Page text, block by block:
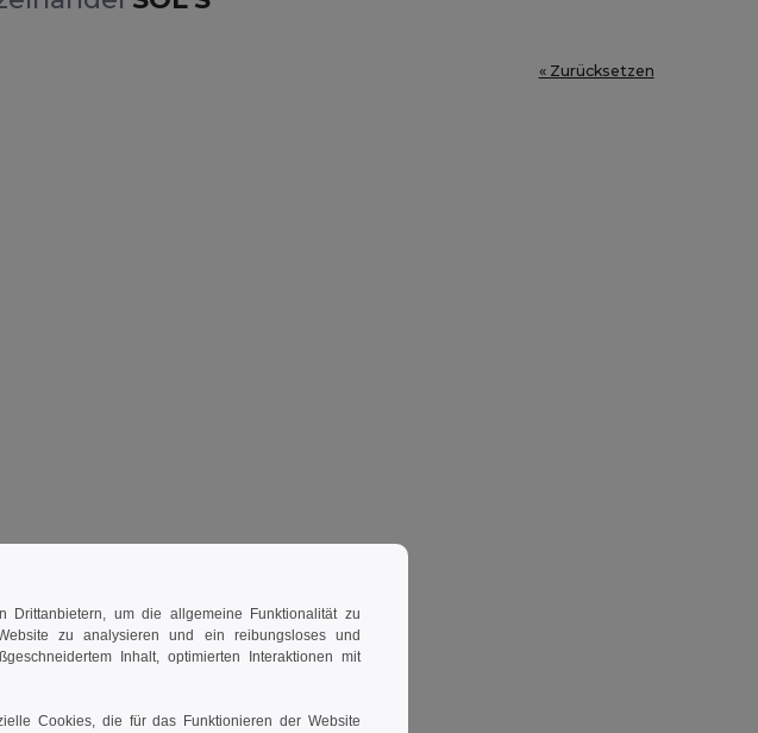
« Zurücksetzen
um die allgemeine Funktionalität zu
zu analysieren und ein reibungsloses und
Inhalt, optimierten Interaktionen mit
Cookies, die für das Funktionieren der Website